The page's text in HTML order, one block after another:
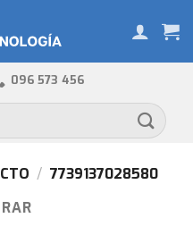
096 573 456
/ 7739137028580